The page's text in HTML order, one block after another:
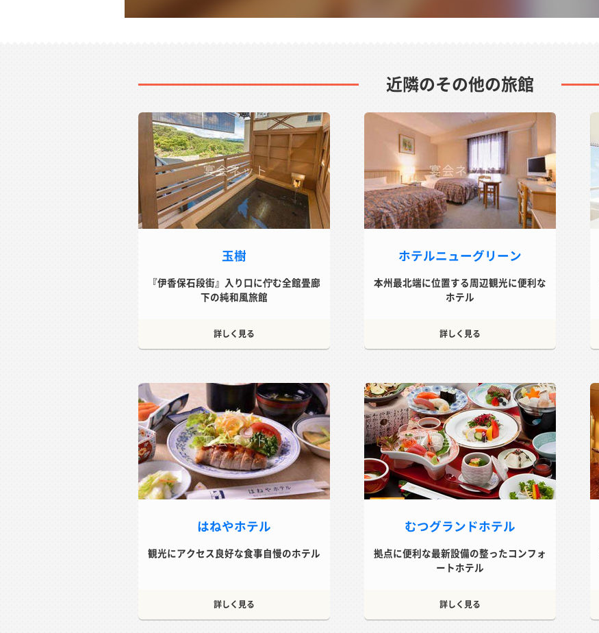
近隣のその他の旅館
玉樹
『伊香保石段街』入り口に佇む全館畳廊
下の純和風旅館
詳しく見る
ホテルニューグリーン
本州最北端に位置する周辺観光に便利な
ホテル
詳しく見る
はねやホテル
観光にアクセス良好な食事自慢のホテル
詳しく見る
むつグランドホテル
拠点に便利な最新設備の整ったコンフォ
ートホテル
詳しく見る